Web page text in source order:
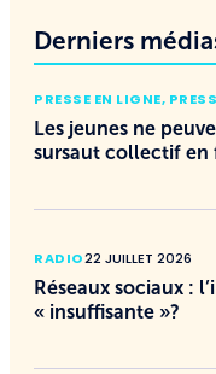
Derniers
PRESSE EN LIGNE,
Les jeunes ne
sursaut collectif en
RADIO22 JUILLET 2026
Réseaux sociaux :
« insuffisante »?